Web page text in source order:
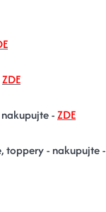
ZDE
-ZDE
toppery - nakupujte -